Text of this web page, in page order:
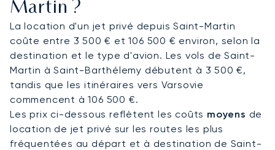
Notre équipe possède une expertise avérée dans
l'organisation d'atterrissages sur les aéroports les
plus exigeants au monde. Cet engagement
envers la précision et la sécurité garantit que
votre arrivée à Saint-Martin est non seulement
spectaculaire, mais aussi parfaitement maîtrisée.
Vous pouvez vous détendre en toute sérénité,
sachant que votre vol est entre les mains les plus
expertes.
Martin ?
La location d'un jet privé depuis Saint-Martin
coûte entre 3 500 € et 106 500 € environ, selon la
destination et le type d'avion. Les vols de Saint-
Martin à Saint-Barthélemy débutent à 3 500 €,
tandis que les itinéraires vers Varsovie
commencent à 106 500 €.
Les prix ci-dessous reflètent les coûts moyens de
location de jet privé sur les routes les plus
fréquentées au départ et à destination de Saint-